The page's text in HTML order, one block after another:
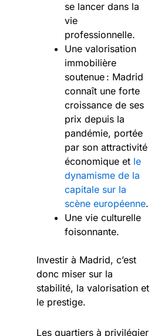
se lancer dans la
vie
professionnelle.
Une valorisation
immobilière
soutenue : Madrid
connaît une forte
croissance de ses
prix depuis la
pandémie, portée
par son attractivité
économique et le
dynamisme de la
capitale sur la
scène européenne.
Une vie culturelle
foisonnante.
Investir à Madrid, c’est
donc miser sur la
stabilité, la valorisation et
le prestige.
Les quartiers à privilégier